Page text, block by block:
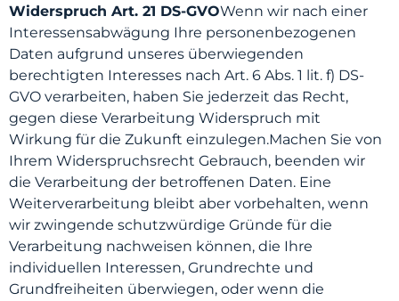
Widerspruch Art. 21 DS-GVOWenn wir nach einer
Interessensabwägung Ihre personenbezogenen
Daten aufgrund unseres überwiegenden
berechtigten Interesses nach Art. 6 Abs. 1 lit. f) DS-
GVO verarbeiten, haben Sie jederzeit das Recht,
gegen diese Verarbeitung Widerspruch mit
Wirkung für die Zukunft einzulegen.Machen Sie von
Ihrem Widerspruchsrecht Gebrauch, beenden wir
die Verarbeitung der betroffenen Daten. Eine
Weiterverarbeitung bleibt aber vorbehalten, wenn
wir zwingende schutzwürdige Gründe für die
Verarbeitung nachweisen können, die Ihre
individuellen Interessen, Grundrechte und
Grundfreiheiten überwiegen, oder wenn die